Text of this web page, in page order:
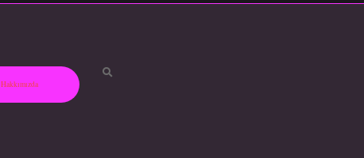
Hakkımızda